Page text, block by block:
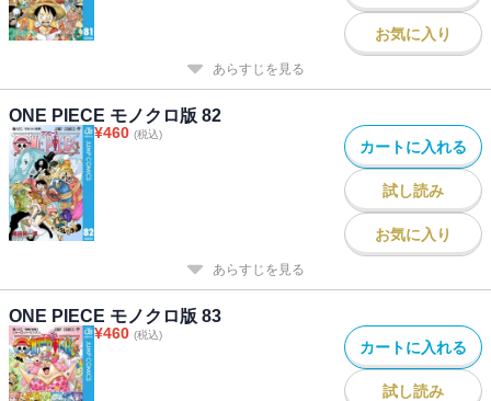
お気に入り
あらすじを見る
ONE PIECE モノクロ版 82
¥460 (税込)
カートに入れる
試し読み
お気に入り
あらすじを見る
ONE PIECE モノクロ版 83
¥460 (税込)
カートに入れる
試し読み